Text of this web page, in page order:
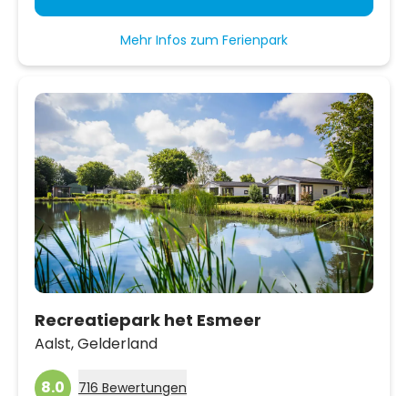
Mehr Infos zum Ferienpark
Recreatiepark het Esmeer
Aalst,Gelderland
8.0 716 Bewertungen